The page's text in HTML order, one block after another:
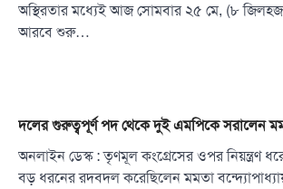
অস্থিরতার মধ্যেই আজ সোমবার ২৫ মে, (৮
আরবে শুরু…
দলের গুরুত্বপূর্ণ পদ থেকে দুই এমপিকে সরালেন
অনলাইন ডেস্ক : তৃণমূল কংগ্রেসের ওপর নিয়ন্ত্রণ
বড় ধরনের রদবদল করেছিলেন মমতা